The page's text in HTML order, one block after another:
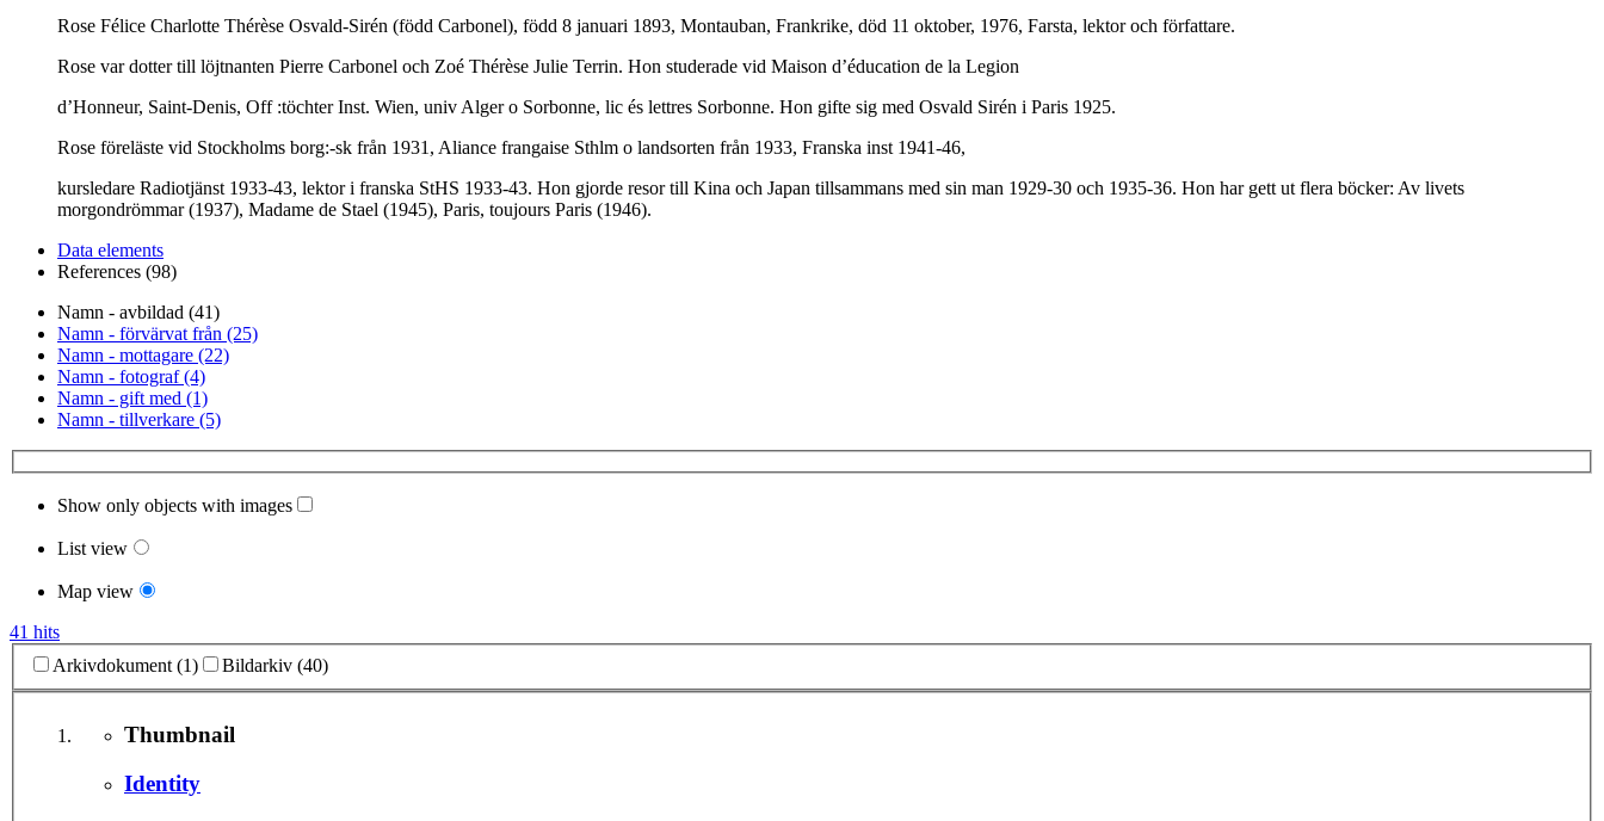
Rose Félice Charlotte Thérèse Osvald-Sirén (född Carbonel), född 8 januari 1893, Montauban, Frankrike, död 11 oktober, 1976, Farsta, lektor och författare.
Rose var dotter till löjtnanten Pierre Carbonel och Zoé Thérèse Julie Terrin. Hon studerade vid Maison d’éducation de la Legion
d’Honneur, Saint-Denis, Off :töchter Inst. Wien, univ Alger o Sorbonne, lic és lettres Sorbonne. Hon gifte sig med Osvald Sirén i Paris 1925.
Rose föreläste vid Stockholms borg:-sk från 1931, Aliance frangaise Sthlm o landsorten från 1933, Franska inst 1941-46,
kursledare Radiotjänst 1933-43, lektor i franska StHS 1933-43. Hon gjorde resor till Kina och Japan tillsammans med sin man 1929-30 och 1935-36. Hon har gett ut flera böcker: Av livets
morgondrömmar (1937), Madame de Stael (1945), Paris, toujours Paris (1946).
Data elements
References (98)
Namn - avbildad (41)
Namn - förvärvat från (25)
Namn - mottagare (22)
Namn - fotograf (4)
Namn - gift med (1)
Namn - tillverkare (5)
Show only objects with images
List view
Map view
41 hits
Arkivdokument (1)
Bildarkiv (40)
Thumbnail
Identity